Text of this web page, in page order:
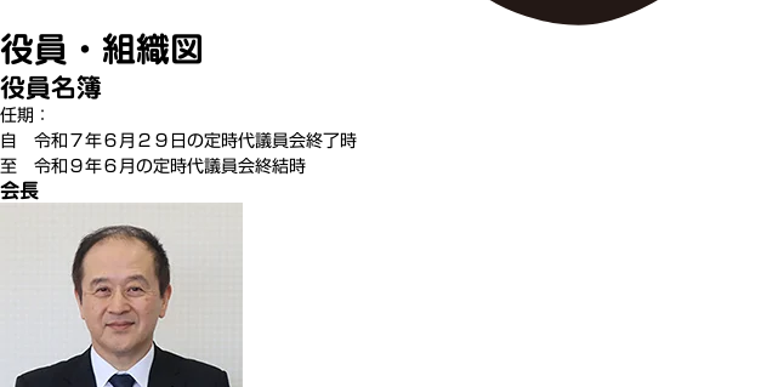
役員・組織図
役員名簿
任期：
自 令和７年６月２９日の定時代議員会終了時
至 令和９年６月の定時代議員会終結時
会長